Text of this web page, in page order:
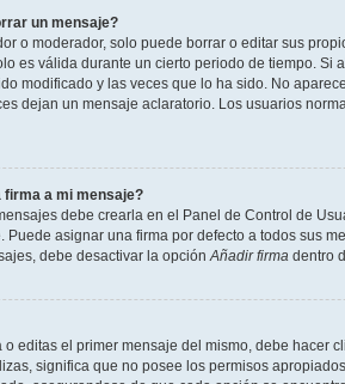
un mensaje?
o moderador, solo puede borrar o editar sus
es válida durante un cierto periodo de tiempo.
modificado y las veces que lo ha sido. No
dejan un mensaje aclaratorio. Los usuarios
firma a mi mensaje?
debe crearla en el Panel de Control de
asignar una firma por defecto a todos sus
debe desactivar la opción Añadir firma dentro
editas el primer mensaje del mismo, debe hacer
significa que no posee los permisos